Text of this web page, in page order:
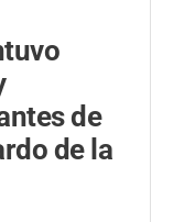
de
de la